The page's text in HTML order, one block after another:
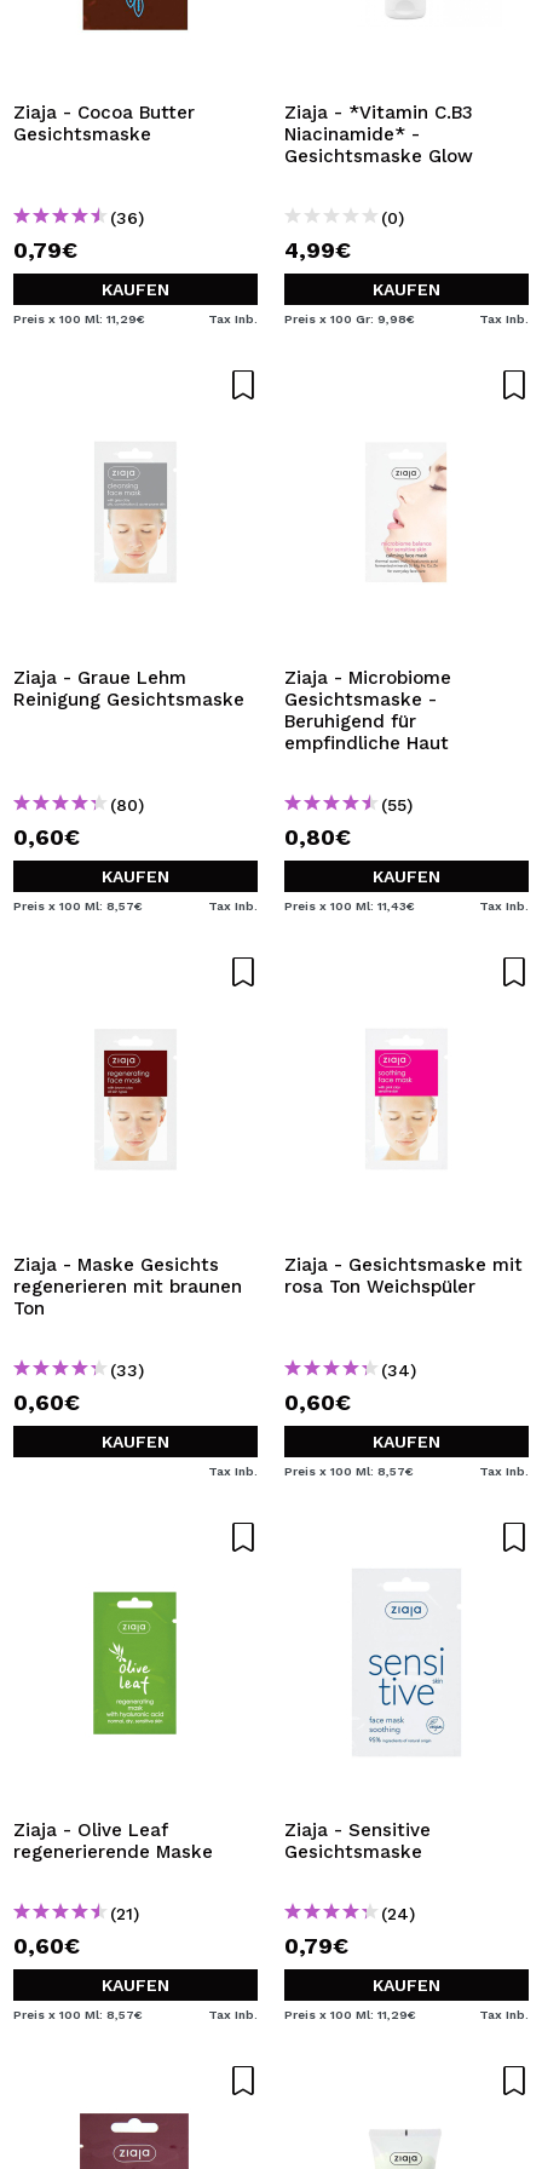
Ziaja - Cocoa Butter
Gesichtsmaske
(36)
0,79€
KAUFEN
Preis x 100 Ml: 11,29€ Tax Inb.
Ziaja - *Vitamin C.B3
Niacinamide* -
Gesichtsmaske Glow
(0)
4,99€
KAUFEN
Preis x 100 Gr: 9,98€ Tax Inb.
Ziaja - Graue Lehm
Reinigung Gesichtsmaske
(80)
0,60€
KAUFEN
Preis x 100 Ml: 8,57€ Tax Inb.
Ziaja - Microbiome
Gesichtsmaske -
Beruhigend für
empfindliche Haut
(55)
0,80€
KAUFEN
Preis x 100 Ml: 11,43€ Tax Inb.
Ziaja - Maske Gesichts
regenerieren mit braunen
Ton
(33)
0,60€
KAUFEN
Tax Inb.
Ziaja - Gesichtsmaske mit
rosa Ton Weichspüler
(34)
0,60€
KAUFEN
Preis x 100 Ml: 8,57€ Tax Inb.
Ziaja - Olive Leaf
regenerierende Maske
(21)
0,60€
KAUFEN
Preis x 100 Ml: 8,57€ Tax Inb.
Ziaja - Sensitive
Gesichtsmaske
(24)
0,79€
KAUFEN
Preis x 100 Ml: 11,29€ Tax Inb.